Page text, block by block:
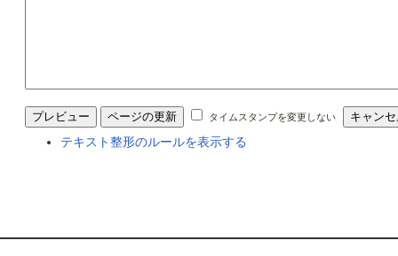
タイムスタンプを変更しない
テキスト整形のルールを表示する